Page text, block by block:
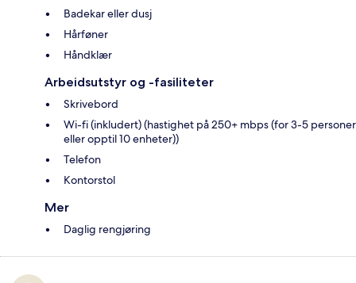
Badekar eller dusj
Hårføner
Håndklær
Arbeidsutstyr og -fasiliteter
Skrivebord
Wi-fi (inkludert) (hastighet på 250+ mbps (for 3-5 personer
eller opptil 10 enheter))
Telefon
Kontorstol
Mer
Daglig rengjøring